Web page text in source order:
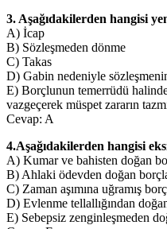
3. Aşağıdakilerden hangisi
A) İcap
B) Sözleşmeden dönme
C) Takas
D) Gabin nedeniyle
E) Borçlunun temerrüdü
vazgeçerek müspet zararın
Cevap: A
4.Aşağıdakilerden hangisi
A) Kumar ve bahisten doğan
B) Ahlaki ödevden doğan
C) Zaman aşımına uğramış
D) Evlenme tellallığından
E) Sebepsiz zenginleşmeden